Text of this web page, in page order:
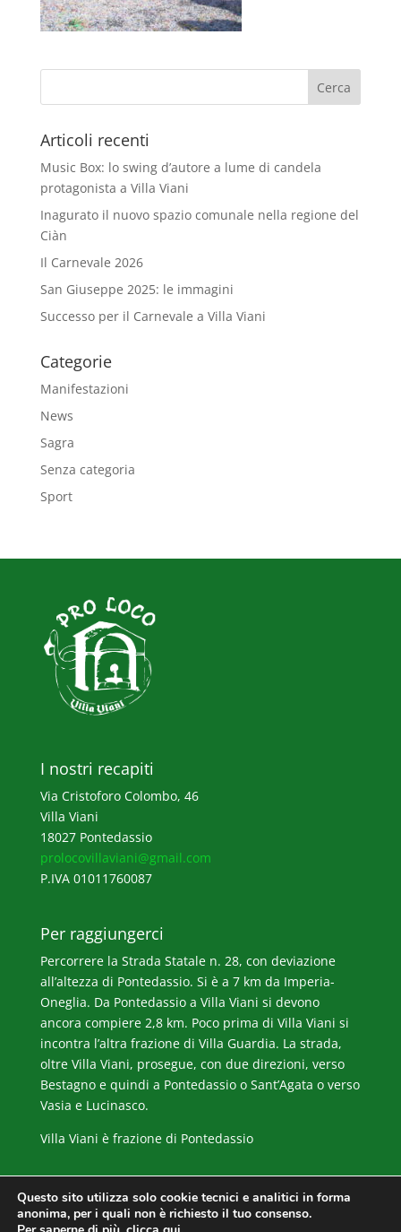
Articoli recenti
Music Box: lo swing d’autore a lume di candela
protagonista a Villa Viani
Inagurato il nuovo spazio comunale nella regione del
Ciàn
Il Carnevale 2026
San Giuseppe 2025: le immagini
Successo per il Carnevale a Villa Viani
Categorie
Manifestazioni
News
Sagra
Senza categoria
Sport
I nostri recapiti
Via Cristoforo Colombo, 46
Villa Viani
18027 Pontedassio
prolocovillaviani@gmail.com
P.IVA 01011760087
Per raggiungerci
Percorrere la Strada Statale n. 28, con deviazione
all’altezza di Pontedassio. Si è a 7 km da Imperia-
Oneglia. Da Pontedassio a Villa Viani si devono
ancora compiere 2,8 km. Poco prima di Villa Viani si
incontra l’altra frazione di Villa Guardia. La strada,
oltre Villa Viani, prosegue, con due direzioni, verso
Bestagno e quindi a Pontedassio o Sant’Agata o verso
Vasia e Lucinasco.
Villa Viani è frazione di Pontedassio
Questo sito utilizza solo cookie tecnici e analitici in forma
anonima, per i quali non è richiesto il tuo consenso.